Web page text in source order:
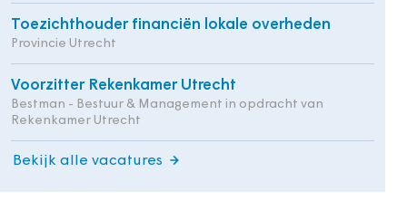
Toezichthouder financiën lokale overheden
Provincie Utrecht
Voorzitter Rekenkamer Utrecht
Bestman - Bestuur & Management in opdracht van
Rekenkamer Utrecht
Bekijk alle vacatures